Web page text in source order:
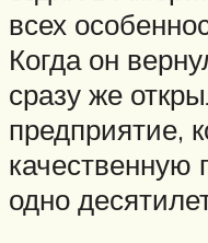
всех
Когда он
сразу же
предприятие,
качественную
одно